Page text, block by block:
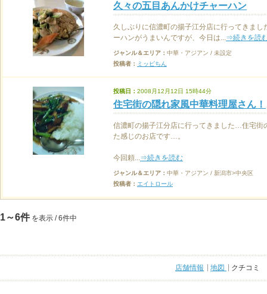
久々の五目あんかけチャーハン
久しぶりに信濃町の揚子江分店に行ってきま
ーハンがうまいんですが、今日は...⇒続きを読
ジャンル＆エリア： 中華・アジアン / 未設定
投稿者： ミッピちん
投稿日： 2008月12月12日 15時44分
住宅街の隠れ家風中華料理屋さん！
信濃町の揚子江分店に行ってきました…住宅街
た感じのお店です…。
今回頼...⇒続きを読む
ジャンル＆エリア： 中華・アジアン / 新潟市>中央区
投稿者： エイトロール
1～6件 を表示 / 6件中
店舗情報 地図 クチコミ